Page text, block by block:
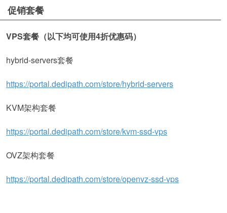
促销套餐
VPS套餐（以下均可使用4折优惠码）
hybrid-servers套餐
https://portal.dedipath.com/store/hybrid-servers
KVM架构套餐
https://portal.dedipath.com/store/kvm-ssd-vps
OVZ架构套餐
https://portal.dedipath.com/store/openvz-ssd-vps